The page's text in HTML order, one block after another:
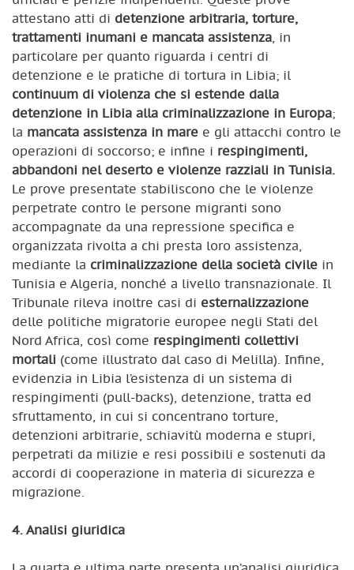
attestano atti di detenzione arbitraria, torture,
trattamenti inumani e mancata assistenza , in
particolare per quanto riguarda i centri di
detenzione e le pratiche di tortura in Libia; il
continuum di violenza che si estende dalla
detenzione in Libia alla criminalizzazione in Europa;
la mancata assistenza in mare e gli attacchi contro le
operazioni di soccorso; e infine i respingimenti,
abbandoni nel deserto e violenze razziali in Tunisia.
Le prove presentate stabiliscono che le violenze
perpetrate contro le persone migranti sono
accompagnate da una repressione specifica e
organizzata rivolta a chi presta loro assistenza,
mediante la criminalizzazione della società civile in
Tunisia e Algeria, nonché a livello transnazionale. Il
Tribunale rileva inoltre casi di esternalizzazione
delle politiche migratorie europee negli Stati del
Nord Africa, così come respingimenti collettivi
mortali (come illustrato dal caso di Melilla). Infine,
evidenzia in Libia l’esistenza di un sistema di
respingimenti (pull-backs), detenzione, tratta ed
sfruttamento, in cui si concentrano torture,
detenzioni arbitrarie, schiavitù moderna e stupri,
perpetrati da milizie e resi possibili e sostenuti da
accordi di cooperazione in materia di sicurezza e
migrazione.
4. Analisi giuridica